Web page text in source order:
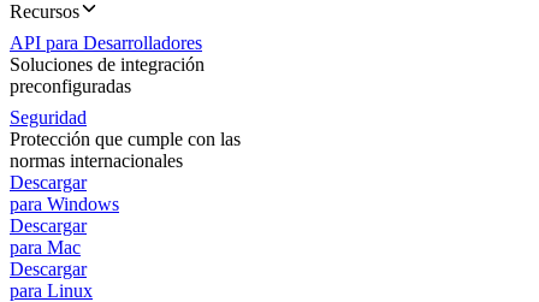
Recursos
API para Desarrolladores
Soluciones de integración
preconfiguradas
Seguridad
Protección que cumple con las
normas internacionales
Descargar
para Windows
Descargar
para Mac
Descargar
para Linux